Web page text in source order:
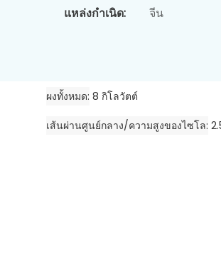
แหล่งกำเนิด:
จีน
ผงทั้งหมด 8 กิโลวัตต์
เส้นผ่านศูนย์กลาง/ความสูงของไซโล